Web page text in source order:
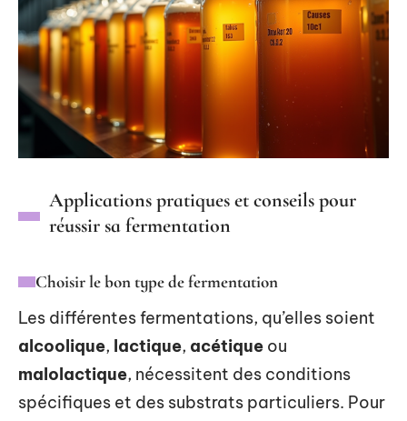
Applications pratiques et conseils pour
réussir sa fermentation
Choisir le bon type de fermentation
Les différentes fermentations, qu’elles soient
alcoolique, lactique, acétique ou
malolactique, nécessitent des conditions
spécifiques et des substrats particuliers. Pour